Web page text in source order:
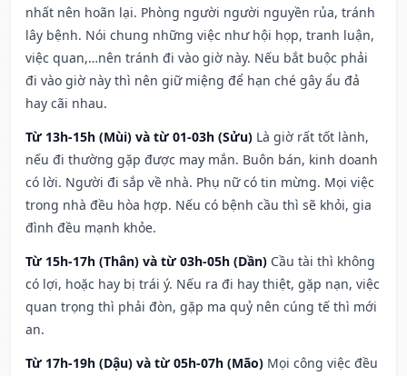
nhất nên hoãn lại. Phòng người người nguyền rủa, tránh
lây bệnh. Nói chung những việc như hội họp, tranh luận,
việc quan,…nên tránh đi vào giờ này. Nếu bắt buộc phải
đi vào giờ này thì nên giữ miệng để hạn ché gây ẩu đả
hay cãi nhau.
Từ 13h-15h (Mùi) và từ 01-03h (Sửu) Là giờ rất tốt lành,
nếu đi thường gặp được may mắn. Buôn bán, kinh doanh
có lời. Người đi sắp về nhà. Phụ nữ có tin mừng. Mọi việc
trong nhà đều hòa hợp. Nếu có bệnh cầu thì sẽ khỏi, gia
đình đều mạnh khỏe.
Từ 15h-17h (Thân) và từ 03h-05h (Dần) Cầu tài thì không
có lợi, hoặc hay bị trái ý. Nếu ra đi hay thiệt, gặp nạn, việc
quan trọng thì phải đòn, gặp ma quỷ nên cúng tế thì mới
an.
Từ 17h-19h (Dậu) và từ 05h-07h (Mão) Mọi công việc đều